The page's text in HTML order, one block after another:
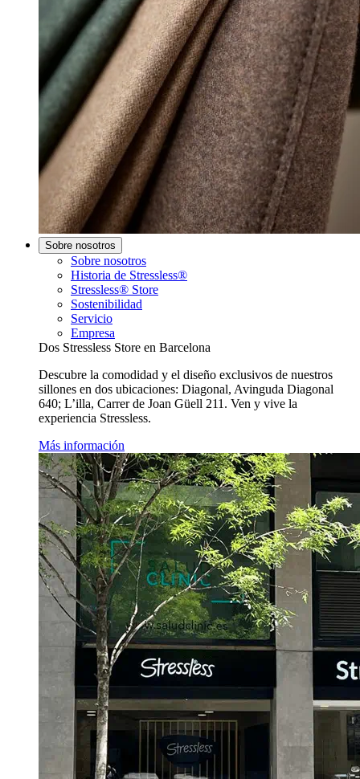
Sobre nosotros
Sobre nosotros
Historia de Stressless®
Stressless® Store
Sostenibilidad
Servicio
Empresa
Dos Stressless Store en Barcelona
Descubre la comodidad y el diseño exclusivos de nuestros
sillones en dos ubicaciones: Diagonal, Avinguda Diagonal
640; L’illa, Carrer de Joan Güell 211. Ven y vive la
experiencia Stressless.
Más información